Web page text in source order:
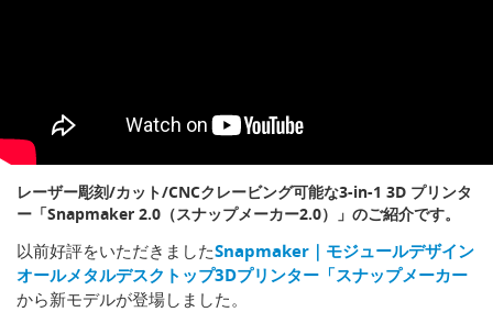
レーザー彫刻/カット/CNCクレービング可能な3-in-1 3D プリンタ
ー「Snapmaker 2.0（スナップメーカー2.0）」のご紹介です。
以前好評をいただきましたSnapmaker｜モジュールデザイン
オールメタルデスクトップ3Dプリンター「スナップメーカー
から新モデルが登場しました。